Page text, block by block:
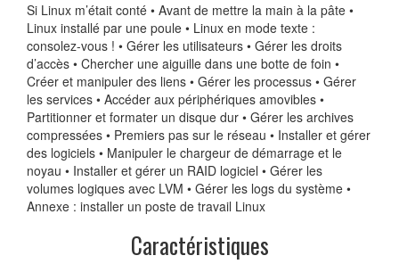
Si Linux m’était conté • Avant de mettre la main à la pâte •
Linux installé par une poule • Linux en mode texte :
consolez-vous ! • Gérer les utilisateurs • Gérer les droits
d’accès • Chercher une aiguille dans une botte de foin •
Créer et manipuler des liens • Gérer les processus • Gérer
les services • Accéder aux périphériques amovibles •
Partitionner et formater un disque dur • Gérer les archives
compressées • Premiers pas sur le réseau • Installer et gérer
des logiciels • Manipuler le chargeur de démarrage et le
noyau • Installer et gérer un RAID logiciel • Gérer les
volumes logiques avec LVM • Gérer les logs du système •
Annexe : installer un poste de travail Linux
Caractéristiques